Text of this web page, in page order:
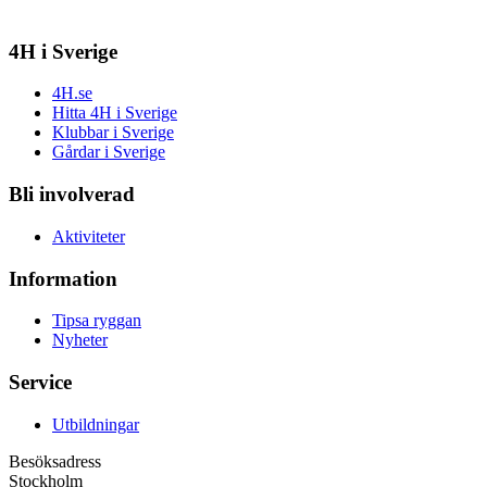
4H i Sverige
4H.se
Hitta 4H i Sverige
Klubbar i Sverige
Gårdar i Sverige
Bli involverad
Aktiviteter
Information
Tipsa ryggan
Nyheter
Service
Utbildningar
Besöksadress
Stockholm